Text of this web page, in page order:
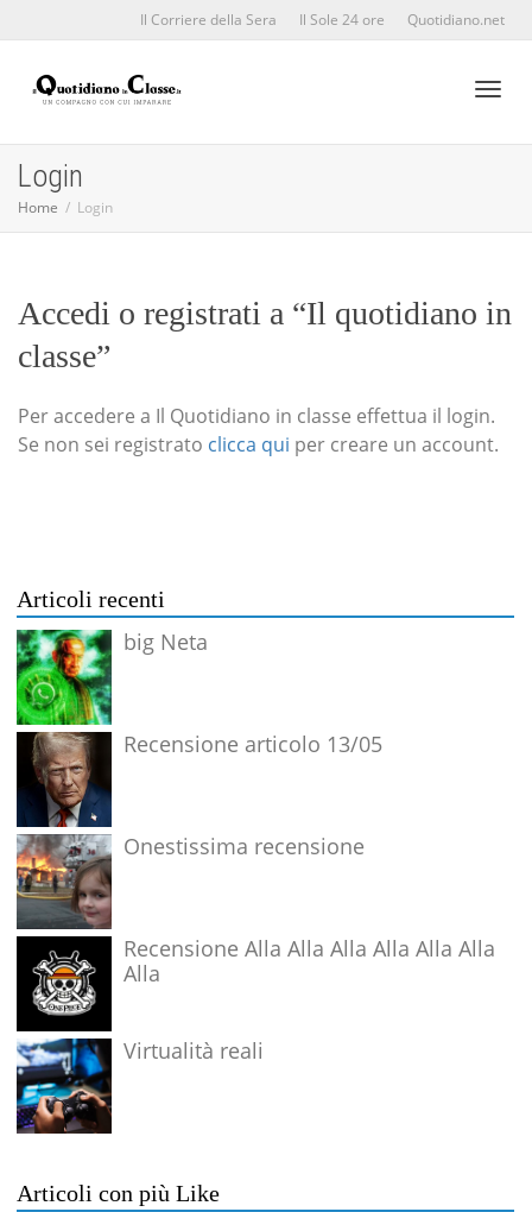
Il Corriere della Sera Il Sole 24 ore Quotidiano.net
Login
Home Login
Accedi o registrati a “Il quotidiano in
classe”
Per accedere a Il Quotidiano in classe effettua il login.
Se non sei registrato clicca qui per creare un account.
Articoli recenti
big Neta
Recensione articolo 13/05
Onestissima recensione
Recensione Alla Alla Alla Alla Alla Alla
Alla
Virtualità reali
Articoli con più Like